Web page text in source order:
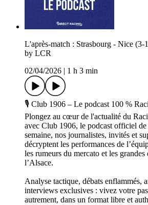
L'après-match : Strasbourg - Nice
by LCR
02/04/2026
1 h 3 min
🎙️ Club 1906 – Le podcast 100 %
Plongez au cœur de l'actualité du
avec Club 1906, le podcast officiel
semaine, nos journalistes, invités et
décryptent les performances de
les rumeurs du mercato et les
l’Alsace.
Analyse tactique, débats enflammés,
interviews exclusives : vivez votre
autrement, dans un format libre et